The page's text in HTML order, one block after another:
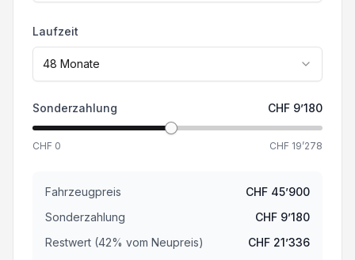
Isofix-Kindersitzbefestigung
Heckklappe elektrisch
Laufzeit
48 Monate
Sonderzahlung CHF 9’180
CHF 0 CHF 19’278
Fahrzeugpreis CHF 45’900
Sonderzahlung
CHF 9’180
Restwert (42% vom Neupreis) CHF 21’336